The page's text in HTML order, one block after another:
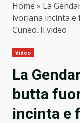
Home » La
ivoriana incinta e
Cuneo. Il video
Video
La
butta
incinta e